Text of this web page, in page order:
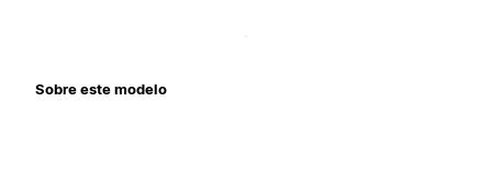
Sobre este modelo